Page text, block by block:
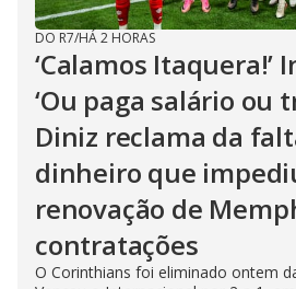
DO R7/HÁ 2 HORAS
‘Calamos Itaquera!’
‘Ou paga salário ou
Diniz reclama da
dinheiro que
renovação de
contratações
O Corinthians foi eliminado ontem